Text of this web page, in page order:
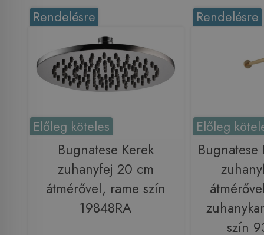
Rendelésre
Előleg köteles
Bugnatese Kerek
zuhanyfej 20 cm
átmérővel, rame szín
19848RA
Rendelésre
Előleg
Bugnatese
szín